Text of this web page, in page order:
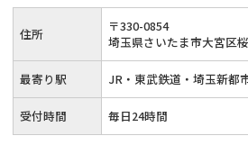
に寄り添い離婚問題を迅速に解決
市交通「大宮駅」から徒歩8分
住所 〒330-0854
埼玉県さいたま市大宮区
最寄り駅 JR・東武鉄道・埼玉新都
受付時間 毎日24時間